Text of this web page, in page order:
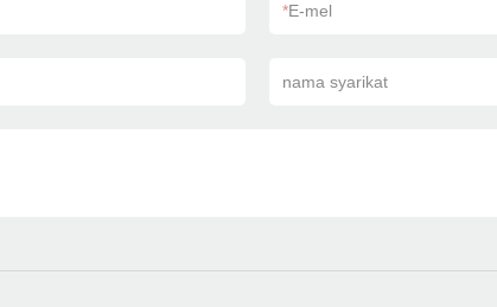
*E-mel
nama syarikat